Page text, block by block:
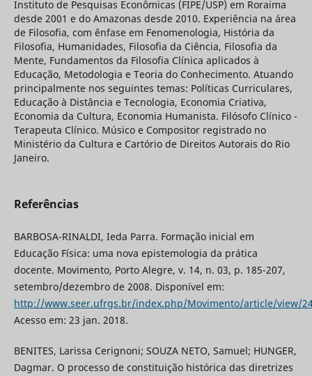
Instituto de Pesquisas Econômicas (FIPE/USP) em Roraima
desde 2001 e do Amazonas desde 2010. Experiência na área
de Filosofia, com ênfase em Fenomenologia, História da
Filosofia, Humanidades, Filosofia da Ciência, Filosofia da
Mente, Fundamentos da Filosofia Clínica aplicados à
Educação, Metodologia e Teoria do Conhecimento. Atuando
principalmente nos seguintes temas: Políticas Curriculares,
Educação à Distância e Tecnologia, Economia Criativa,
Economia da Cultura, Economia Humanista. Filósofo Clínico -
Terapeuta Clínico. Músico e Compositor registrado no
Ministério da Cultura e Cartório de Direitos Autorais do Rio
Janeiro.
Referências
BARBOSA-RINALDI, Ieda Parra. Formação inicial em
Educação Física: uma nova epistemologia da prática
docente. Movimento, Porto Alegre, v. 14, n. 03, p. 185-207,
setembro/dezembro de 2008. Disponível em:
http://www.seer.ufrgs.br/index.php/Movimento/article/view/
Acesso em: 23 jan. 2018.
BENITES, Larissa Cerignoni; SOUZA NETO, Samuel; HUNGER,
Dagmar. O processo de constituição histórica das diretrizes